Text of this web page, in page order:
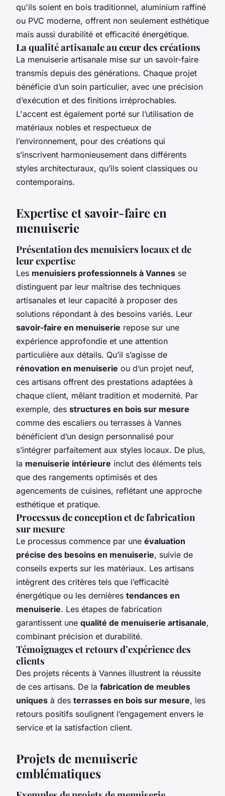
qu'ils soient en bois traditionnel, aluminium raffiné
ou PVC moderne, offrent non seulement esthétique
mais aussi durabilité et efficacité énergétique.
La qualité artisanale au cœur des créations
La menuiserie artisanale mise sur un savoir-faire
transmis depuis des générations. Chaque projet
bénéficie d’un soin particulier, avec une précision
d’exécution et des finitions irréprochables.
L'accent est également porté sur l’utilisation de
matériaux nobles et respectueux de
l’environnement, pour des créations qui
s’inscrivent harmonieusement dans différents
styles architecturaux, qu’ils soient classiques ou
contemporains.
Expertise et savoir-faire en
menuiserie
Présentation des menuisiers locaux et de
leur expertise
Les menuisiers professionnels à Vannes se
distinguent par leur maîtrise des techniques
artisanales et leur capacité à proposer des
solutions répondant à des besoins variés. Leur
savoir-faire en menuiserie repose sur une
expérience approfondie et une attention
particulière aux détails. Qu’il s’agisse de
rénovation en menuiserie ou d’un projet neuf,
ces artisans offrent des prestations adaptées à
chaque client, mêlant tradition et modernité. Par
exemple, des structures en bois sur mesure
comme des escaliers ou terrasses à Vannes
bénéficient d’un design personnalisé pour
s’intégrer parfaitement aux styles locaux. De plus,
la menuiserie intérieure inclut des éléments tels
que des rangements optimisés et des
agencements de cuisines, reflétant une approche
esthétique et pratique.
Processus de conception et de fabrication
sur mesure
Le processus commence par une évaluation
précise des besoins en menuiserie, suivie de
conseils experts sur les matériaux. Les artisans
intègrent des critères tels que l’efficacité
énergétique ou les dernières tendances en
menuiserie. Les étapes de fabrication
garantissent une qualité de menuiserie artisanale,
combinant précision et durabilité.
Témoignages et retours d’expérience des
clients
Des projets récents à Vannes illustrent la réussite
de ces artisans. De la fabrication de meubles
uniques à des terrasses en bois sur mesure, les
retours positifs soulignent l’engagement envers le
service et la satisfaction client.
Projets de menuiserie
emblématiques